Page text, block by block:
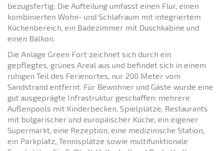
bezugsfertig. Die Aufteilung umfasst einen Flur, einen
kombinierten Wohn- und Schlafraum mit integriertem
Küchenbereich, ein Badezimmer mit Duschkabine und
einen Balkon.
Die Anlage Green Fort zeichnet sich durch ein
gepflegtes, grünes Areal aus und befindet sich in einem
ruhigen Teil des Ferienortes, nur 200 Meter vom
Sandstrand entfernt. Für Bewohner und Gäste wurde eine
gut ausgeprägte Infrastruktur geschaffen: mehrere
Außenpools mit Kinderbecken, Spielplätze, Restaurants
mit bulgarischer und europäischer Küche, ein eigener
Supermarkt, eine Rezeption, eine medizinische Station,
ein Parkplatz, Tennisplätze sowie multifunktionale